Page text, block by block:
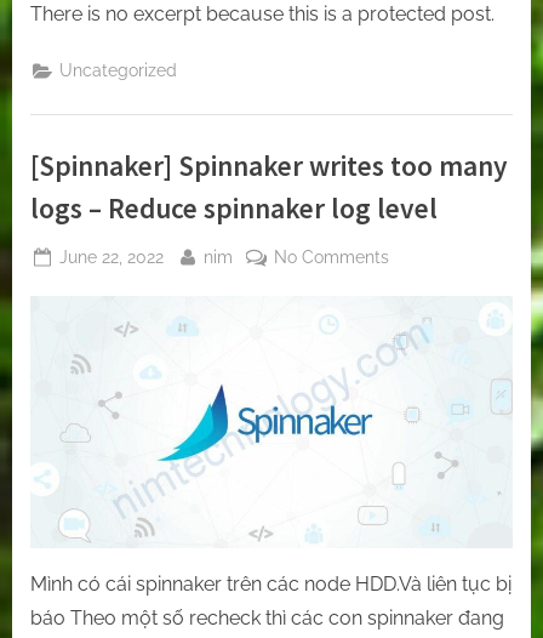
There is no excerpt because this is a protected post.
Uncategorized
[Spinnaker] Spinnaker writes too many
logs – Reduce spinnaker log level
Posted
June 22, 2022 By
nim No Commentson
writes
too
logs
Reduce
spinnaker
Mình có cái spinnaker trên các node HDD.Và liên tục bị
báo Theo một số recheck thì các con spinnaker đang